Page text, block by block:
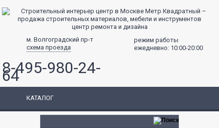
центр ремонта и дизайна
м. Волгоградский пр-т
схема проезда
режим работы
ежедневно: 10:00-20:00
8-495-980-24-
64
КАТАЛОГ